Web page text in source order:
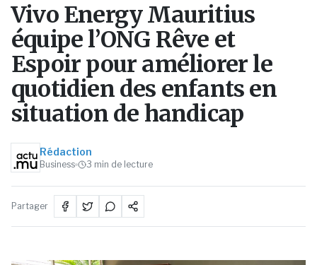
Vivo Energy Mauritius
équipe l’ONG Rêve et
Espoir pour améliorer le
quotidien des enfants en
situation de handicap
Rédaction
Business 3 min de lecture
Partager